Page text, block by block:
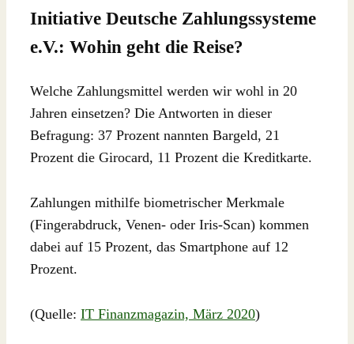
Initiative Deutsche Zahlungssysteme
e.V.: Wohin geht die Reise?
Welche Zahlungsmittel werden wir wohl in 20
Jahren einsetzen? Die Antworten in dieser
Befragung: 37 Prozent nannten Bargeld, 21
Prozent die Girocard, 11 Prozent die Kreditkarte.
Zahlungen mithilfe biometrischer Merkmale
(Fingerabdruck, Venen- oder Iris-Scan) kommen
dabei auf 15 Prozent, das Smartphone auf 12
Prozent.
(Quelle: IT Finanzmagazin, März 2020)